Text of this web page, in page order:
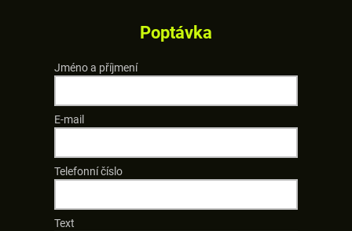
Poptávka
Jméno a příjmení
E-mail
Telefonní číslo
Text